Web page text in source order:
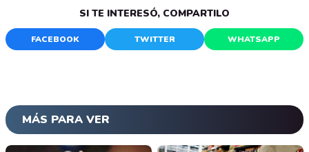
SI TE INTERESÓ, COMPARTILO
FACEBOOK TWITTER WHATSAPP
MÁS PARA VER